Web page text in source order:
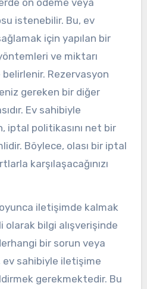
istenebilir. Bu, ev
için yapılan bir
ve miktarı
Rezervasyon
gereken bir diğer
Ev sahibiyle
iptal politikasını net bir
Böylece, olası bir iptal
karşılaşacağınızı
iletişimde kalmak
olarak bilgi alışverişinde
bir sorun veya
sahibiyle iletişime
gerekmektedir. Bu